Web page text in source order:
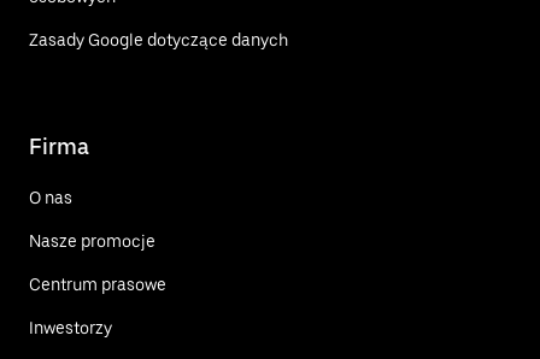
Zasady Google dotyczące danych
Firma
O nas
Nasze promocje
Centrum prasowe
Inwestorzy